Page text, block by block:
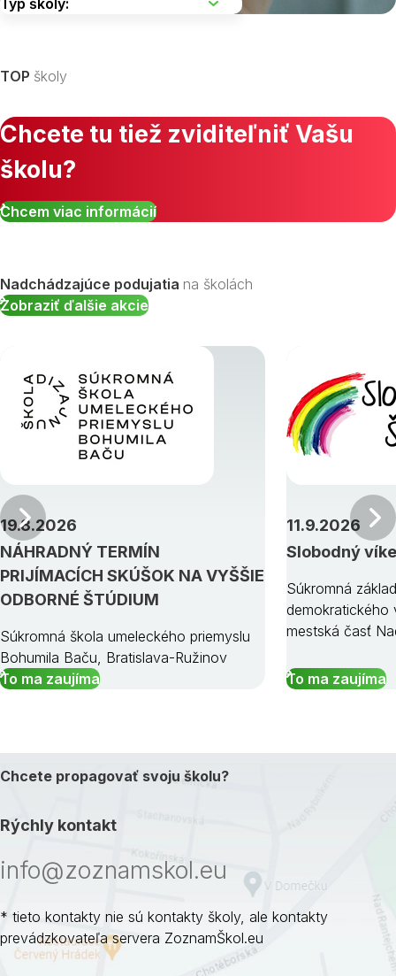
Zobraziť všetky študijné odbory »
TOP školy
Chcete tu tiež zviditeľniť Vašu
školu?
Chcem viac informácií
Nadchádzajúce podujatia na školách
Zobraziť ďalšie akcie
NÁHRADNÝ TERMÍN
PRIJÍMACÍCH SKÚŠOK NA VYŠŠIE
ODBORNÉ ŠTÚDIUM
19.8.2026
Súkromná škola umeleckého priemyslu
Bohumila Baču, Bratislava-Ružinov
To ma zaujíma
Slobodný
11.9.2026
Súkromná
demokratického
mestská časť
To ma zaujíma
Predchádzajúci
Chcete propagovať svoju školu?
Rýchly kontakt
info@zoznamskol.eu
* tieto kontakty nie sú kontakty školy, ale kontakty
prevádzkovateľa servera ZoznamŠkol.eu